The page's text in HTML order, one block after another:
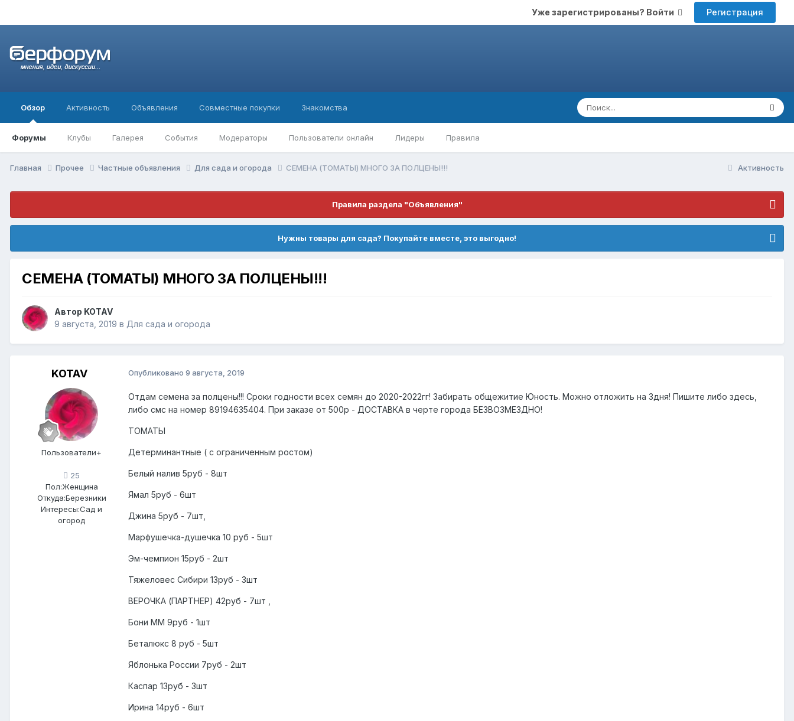
Уже зарегистрированы? Войти Регистрация
Обзор
Форумы Клубы Галерея События Модераторы Пользователи онлайн Лидеры Правила
Активность Объявления Совместные покупки Знакомства
Активность
Главная Прочее Частные объявления Для сада и огорода СЕМЕНА (ТОМАТЫ) МНОГО ЗА ПОЛЦЕНЫ!!!
Правила раздела "Объявления"
Нужны товары для сада? Покупайте вместе, это выгодно!
СЕМЕНА (ТОМАТЫ) МНОГО ЗА ПОЛЦЕНЫ!!!
Автор KOTAV
9 августа, 2019 в Для сада и огорода
KOTAV
Пользователи+
25
Пол:Женщина
Откуда:Березники
Интересы:Сад и
огород
Опубликовано 9 августа, 2019
Отдам семена за полцены!!! Сроки годности всех семян до 2020-2022гг! Забирать общежитие Юность. Можно отложить на 3дня! Пишите либо здесь,
либо смс на номер 89194635404. При заказе от 500р - ДОСТАВКА в черте города БЕЗВОЗМЕЗДНО!
ТОМАТЫ
Детерминантные ( с ограниченным ростом)
Белый налив 5руб - 8шт
Ямал 5руб - 6шт
Джина 5руб - 7шт,
Марфушечка-душечка 10 руб - 5шт
Эм-чемпион 15руб - 2шт
Тяжеловес Сибири 13руб - 3шт
ВЕРОЧКА (ПАРТНЕР) 42руб - 7шт ,
Бони ММ 9руб - 1шт
Беталюкс 8 руб - 5шт
Яблонька России 7руб - 2шт
Каспар 13руб - 3шт
Ирина 14руб - 6шт